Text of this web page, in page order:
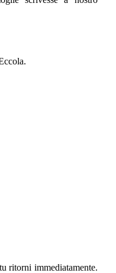
ritorni immediatamente.